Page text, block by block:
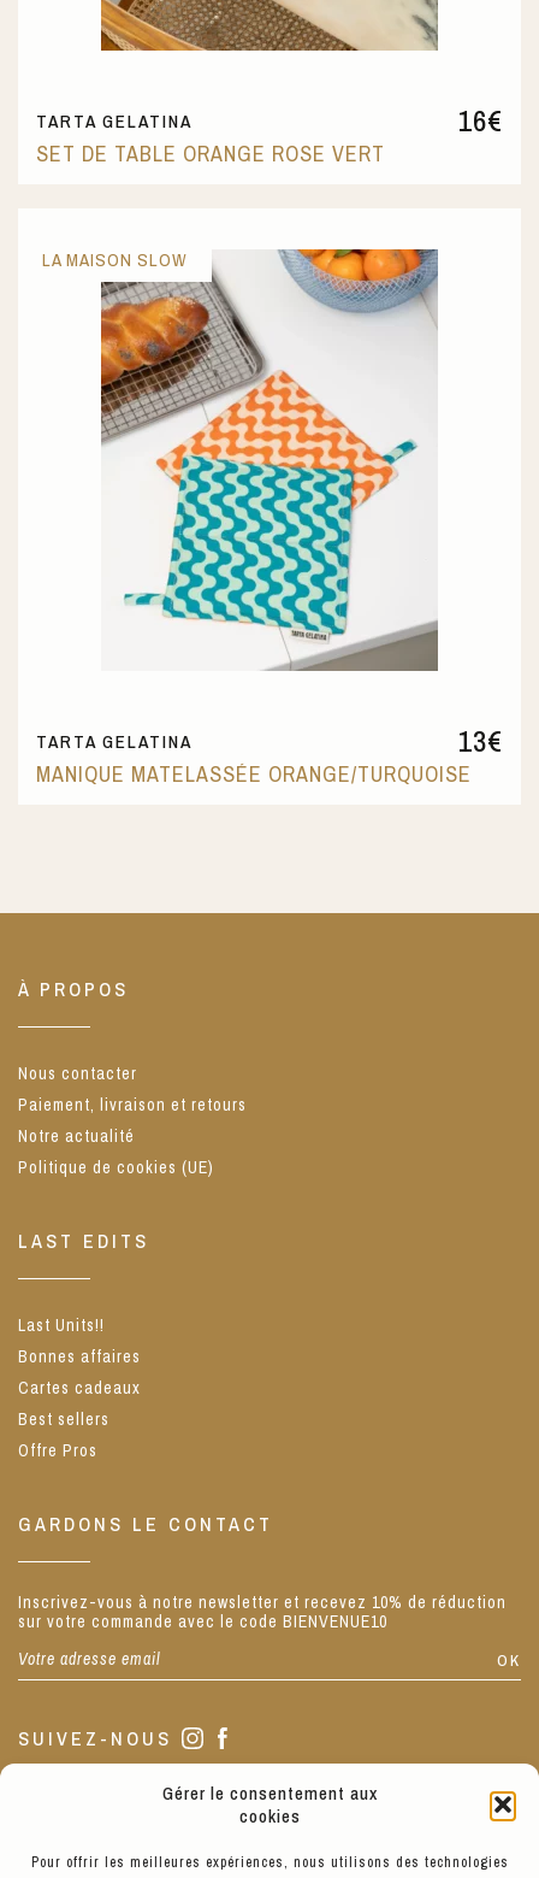
Gérer le consentement aux
cookies
Pour offrir les meilleures expériences, nous utilisons des technologies
16€
TARTA GELATINA
SET DE TABLE ORANGE ROSE VERT
13€
TARTA GELATINA
MANIQUE MATELASSÉE ORANGE/TURQUOISE
LA MAISON SLOW
À PROPOS
Nous contacter
Paiement, livraison et retours
Notre actualité
Politique de cookies (UE)
LAST EDITS
Last Units!!
Bonnes affaires
Cartes cadeaux
Best sellers
Offre Pros
GARDONS LE CONTACT
Inscrivez-vous à notre newsletter et recevez 10% de réduction
sur votre commande avec le code BIENVENUE10
SUIVEZ-NOUS